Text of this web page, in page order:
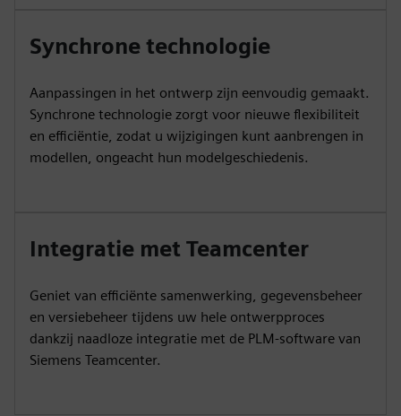
Synchrone technologie
Aanpassingen in het ontwerp zijn eenvoudig gemaakt.
Synchrone technologie zorgt voor nieuwe flexibiliteit
en efficiëntie, zodat u wijzigingen kunt aanbrengen in
modellen, ongeacht hun modelgeschiedenis.
Integratie met Teamcenter
Geniet van efficiënte samenwerking, gegevensbeheer
en versiebeheer tijdens uw hele ontwerpproces
dankzij naadloze integratie met de PLM-software van
Siemens Teamcenter.